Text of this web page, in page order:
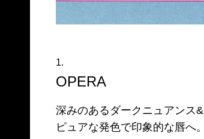
1.
OPERA
深みのあるダークニュアンス&
ピュアな発色で印象的な唇へ。